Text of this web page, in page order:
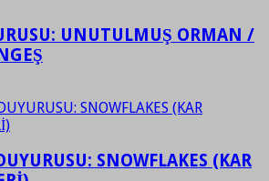
UNUTULMUŞ ORMAN /
SNOWFLAKES (KAR